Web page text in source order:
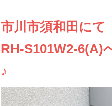
市川市須和田にて
RH-S101W2-6(A)
♪